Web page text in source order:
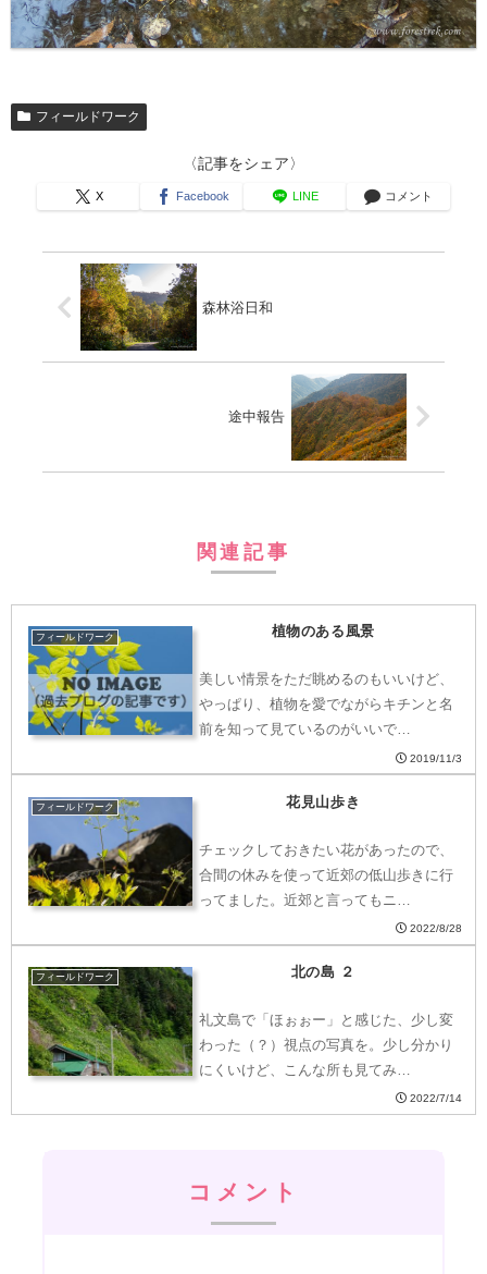
フィールドワーク
〈記事をシェア〉
X Facebook LINE コメント
森林浴日和
途中報告
関連記事
フィールドワーク 植物のある風景
美しい情景をただ眺めるのもいいけど、
やっぱり、植物を愛でながらキチンと名
前を知って見ているのがいいで…
2019/11/3
フィールドワーク 花見山歩き
チェックしておきたい花があったので、
合間の休みを使って近郊の低山歩きに行
ってました。近郊と言ってもニ…
2022/8/28
フィールドワーク 北の島 ２
礼文島で「ほぉぉー」と感じた、少し変
わった（？）視点の写真を。少し分かり
にくいけど、こんな所も見てみ…
2022/7/14
コメント